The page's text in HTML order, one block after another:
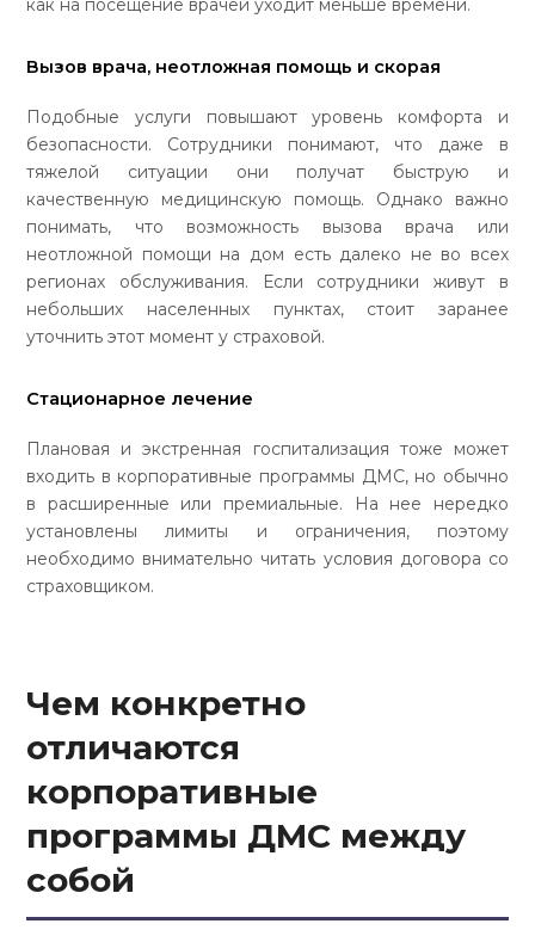
как на посещение врачей уходит меньше времени.
Вызов врача, неотложная помощь и скорая
Подобные услуги повышают уровень комфорта и
безопасности. Сотрудники понимают, что даже в
тяжелой ситуации они получат быструю и
качественную медицинскую помощь. Однако важно
понимать, что возможность вызова врача или
неотложной помощи на дом есть далеко не во всех
регионах обслуживания. Если сотрудники живут в
небольших населенных пунктах, стоит заранее
уточнить этот момент у страховой.
Стационарное лечение
Плановая и экстренная госпитализация тоже может
входить в корпоративные программы ДМС, но обычно
в расширенные или премиальные. На нее нередко
установлены лимиты и ограничения, поэтому
необходимо внимательно читать условия договора со
страховщиком.
Чем конкретно
отличаются
корпоративные
программы ДМС между
собой